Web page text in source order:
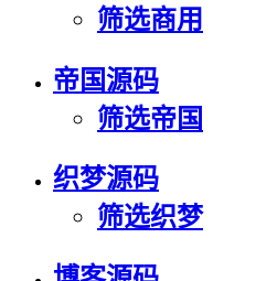
筛选商用
帝国源码
筛选帝国
织梦源码
筛选织梦